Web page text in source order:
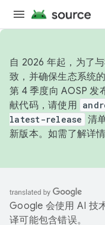
自 2026 年起，为了
致，并确保生态系统
第 4 季度向 AOSP 发
献代码，请使用
latest-release 清
新版本。如需了解详
Google 会使用 AI 技
译可能包含错误。